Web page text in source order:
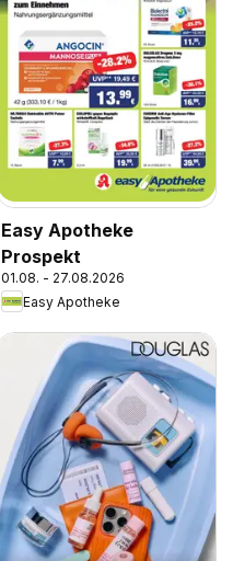
Easy Apotheke
Prospekt
01.08. - 27.08.2026
Easy Apotheke